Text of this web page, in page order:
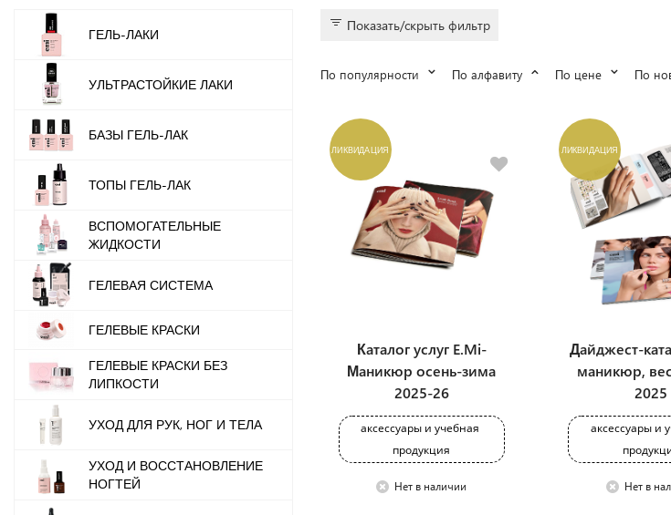
Показать/скрыть фильтр
По популярности По алфавиту По цене По
ЛИКВИДАЦИЯ
Каталог услуг E.Mi-
Маникюр осень-зима
2025-26
аксессуары и учебная
продукция
Нет в наличии
ЛИКВИДАЦИЯ
Дайджест-
маникюр,
2025
аксессуары и
Нет в
ГЕЛЬ-ЛАКИ
УЛЬТРАСТОЙКИЕ ЛАКИ
БАЗЫ ГЕЛЬ-ЛАК
ТОПЫ ГЕЛЬ-ЛАК
ВСПОМОГАТЕЛЬНЫЕ
ЖИДКОСТИ
ГЕЛЕВАЯ СИСТЕМА
ГЕЛЕВЫЕ КРАСКИ
ГЕЛЕВЫЕ КРАСКИ БЕЗ
ЛИПКОСТИ
УХОД ДЛЯ РУК, НОГ И ТЕЛА
УХОД И ВОССТАНОВЛЕНИЕ
НОГТЕЙ